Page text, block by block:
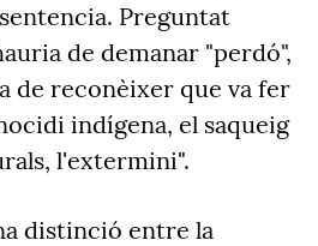
Preguntat
de demanar "perdó",
de reconèixer que va fer
indígena, el saqueig
l'extermini".
distinció entre la